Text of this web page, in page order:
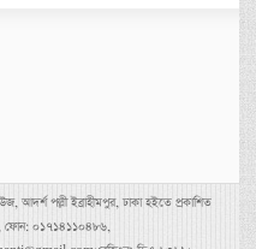
পল্লী ইব্রাহীমপুর, ঢাকা হইতে প্রকাশিত
ফোন: ০১৭১৪১১০৪৮৬,